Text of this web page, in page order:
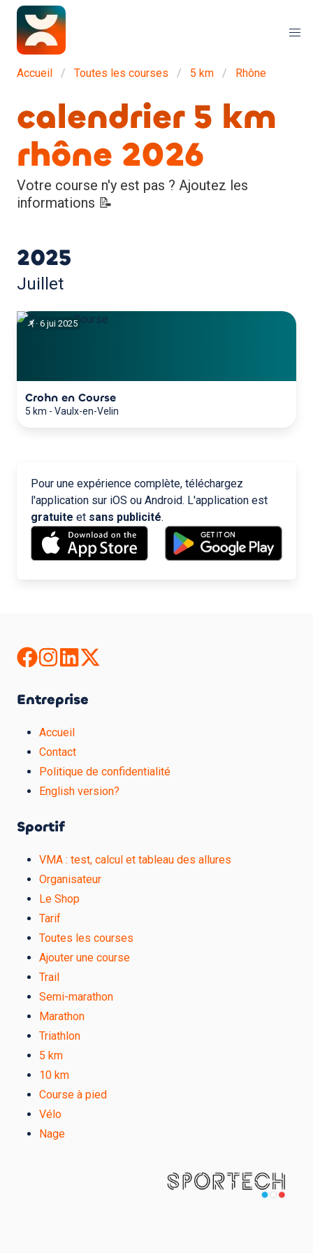
Accueil Toutes les courses 5 km Rhône
calendrier 5 km
rhône 2026
Votre course n'y est pas ? Ajoutez les
informations 📝
2025
Juillet
· 6 jui 2025
Crohn en Course
5 km - Vaulx-en-Velin
Pour une expérience complète, téléchargez
l'application sur iOS ou Android. L'application est
gratuite et sans publicité.
Entreprise
Accueil
Contact
Politique de confidentialité
English version?
Sportif
VMA : test, calcul et tableau des allures
Organisateur
Le Shop
Tarif
Toutes les courses
Ajouter une course
Trail
Semi-marathon
Marathon
Triathlon
5 km
10 km
Course à pied
Vélo
Nage